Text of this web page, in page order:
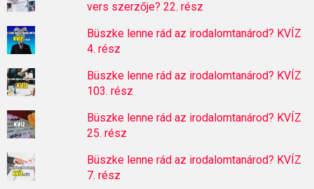
vers szerzője? 22. rész
Büszke lenne rád az irodalomtanárod? KVÍZ
4. rész
Büszke lenne rád az irodalomtanárod? KVÍZ
103. rész
Büszke lenne rád az irodalomtanárod? KVÍZ
25. rész
Büszke lenne rád az irodalomtanárod? KVÍZ
7. rész